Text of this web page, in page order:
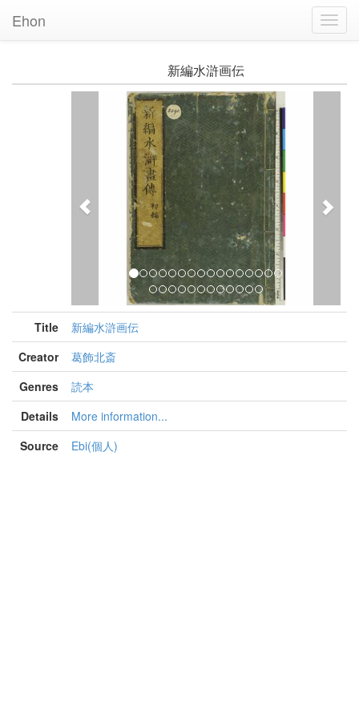
Ehon
新編水滸画伝
Previous
Title
新編水滸画伝
Creator
葛飾北斎
Genres
読本
Details
More information...
Source
Ebi(個人)